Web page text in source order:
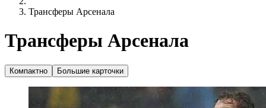
Трансферы Арсенала
Трансферы Арсенала
Компактно Большие карточки